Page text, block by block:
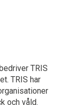
TRIS
TRIS har
och våld.